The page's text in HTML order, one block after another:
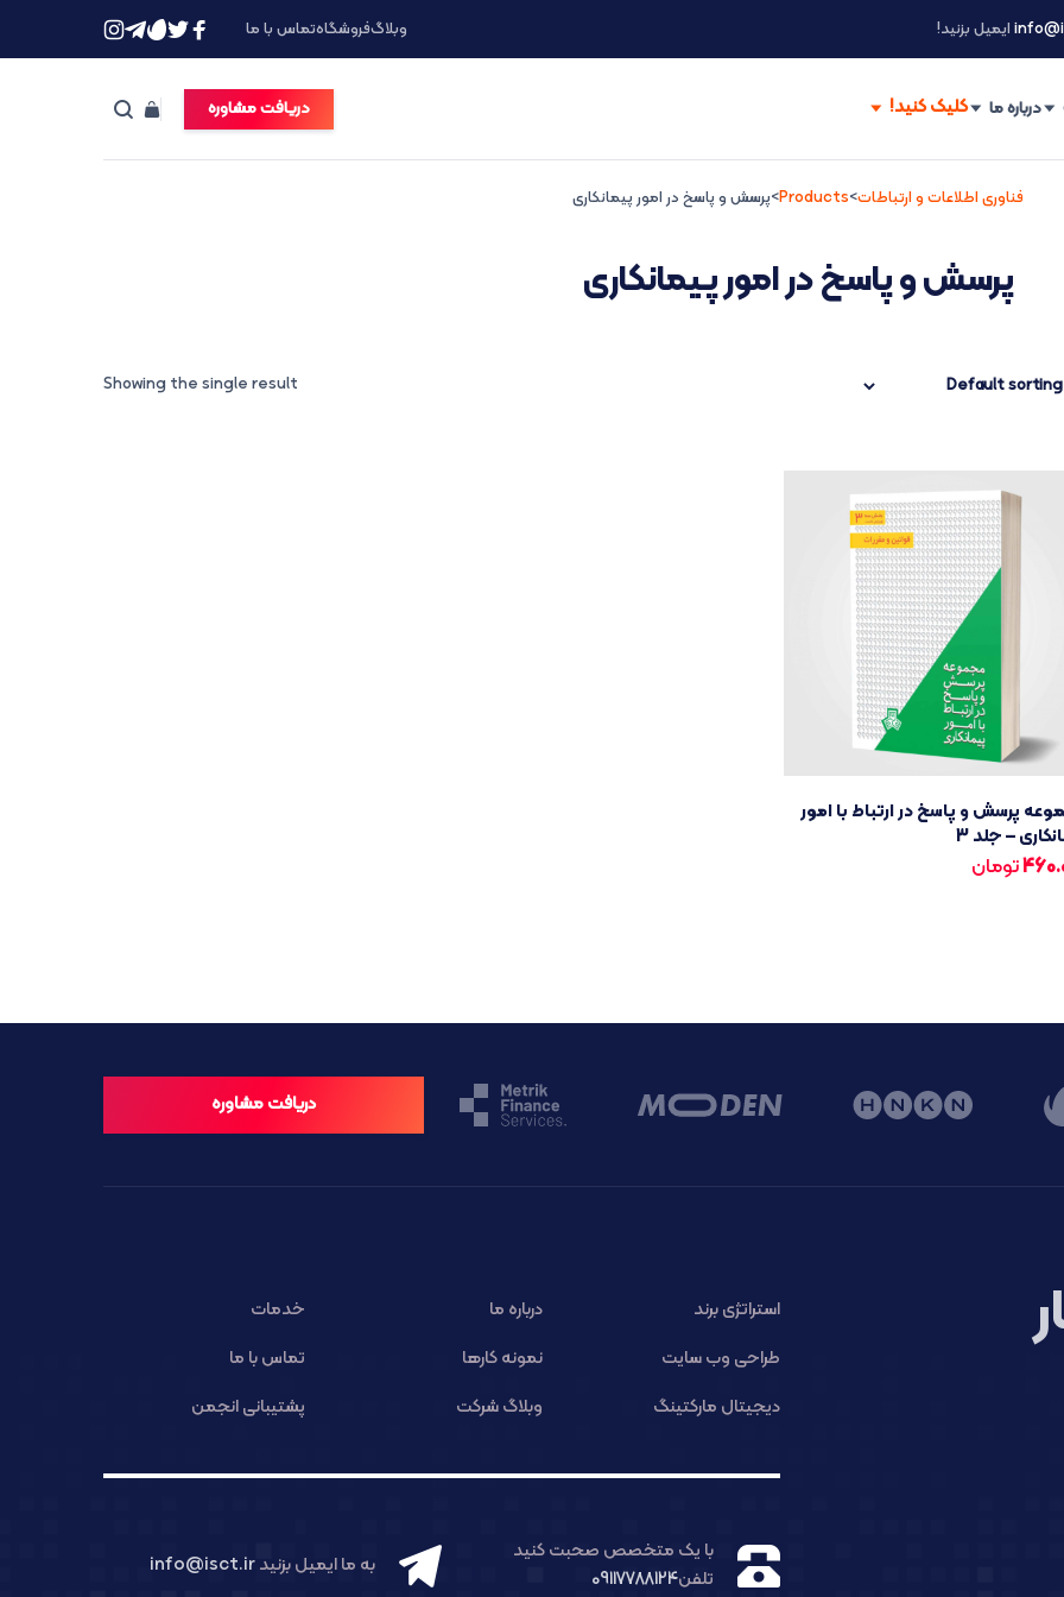
ایمیل بزنید! وبلاگفروشگاهتماس با ما
درباره ما دریافت مشاوره
فناوری اطلاعات و ارتباطات>
Products
>پرسش و پاسخ در امور پیمانکاری
پرسش و پاسخ در امور پیمانکاری
Showing the single result
پرسش و پاسخ در ارتباط با امور
– جلد 3
تومان
دریافت مشاوره
استراتژی برند درباره ما
خدمات
طراحی وب سایت
نمونه کارها
تماس با ما
دیجیتال مارکتینگ
وبلاگ شرکت پشتیبانی انجمن
با یک متخصص صحبت کنید
تلفن09117788124
به ما ایمیل بزنیدinfo@isct.ir